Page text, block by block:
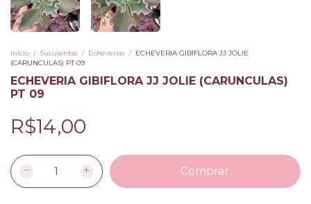
Início / Suculentas / Echeverias / ECHEVERIA GIBIFLORA JJ JOLIE
(CARUNCULAS) PT 09
ECHEVERIA GIBIFLORA JJ JOLIE (CARUNCULAS)
PT 09
R$14,00